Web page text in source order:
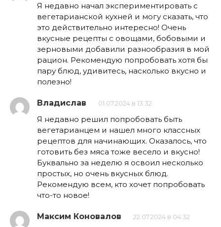
Я недавно начал экспериментировать с
вегетарианской кухней и могу сказать, что
это действительно интересно! Очень
вкусные рецепты с овощами, бобовыми и
зерновыми добавили разнообразия в мой
рацион. Рекомендую попробовать хотя бы
пару блюд, удивитесь, насколько вкусно и
полезно!
Владислав 01.07.2024 в 13:32
Я недавно решил попробовать быть
вегетарианцем и нашел много классных
рецептов для начинающих. Оказалось, что
готовить без мяса тоже весело и вкусно!
Буквально за неделю я освоил несколько
простых, но очень вкусных блюд.
Рекомендую всем, кто хочет попробовать
что-то новое!
Максим Коновалов 22.07.2024 в 04:32